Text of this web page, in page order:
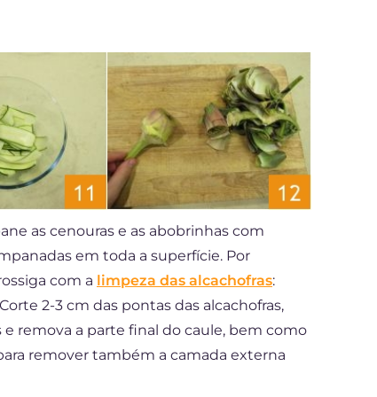
as cenouras e as abobrinhas com
em toda a superfície. Por
com a limpeza das alcachofras:
2-3 cm das pontas das alcachofras,
remova a parte final do caule, bem como
remover também a camada externa